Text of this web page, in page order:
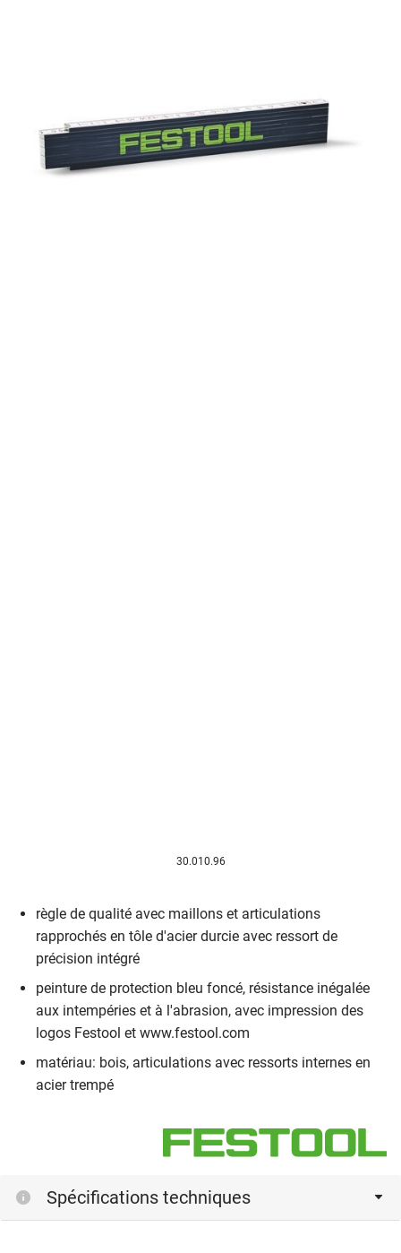
30.010.96
règle de qualité avec maillons et articulations
rapprochés en tôle d'acier durcie avec ressort de
précision intégré
peinture de protection bleu foncé, résistance inégalée
aux intempéries et à l'abrasion, avec impression des
logos Festool et www.festool.com
matériau: bois, articulations avec ressorts internes en
acier trempé
Spécifications techniques